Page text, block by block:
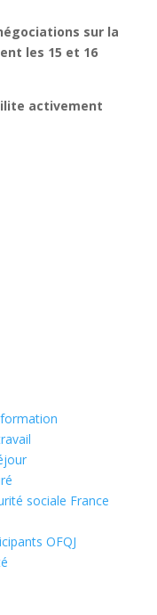
sur la
les 15 et 16
activement
sociale France
OFQJ